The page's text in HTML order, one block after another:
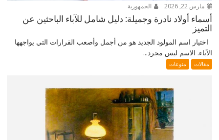
مارس 22, 2026 الجمهورية
أسماء أولاد نادرة وجميلة: دليل شامل للآباء الباحثين عن
التميز
اختيار اسم المولود الجديد هو من أجمل وأصعب القرارات التي يواجهها
الآباء. الاسم ليس مجرد...
مقالات منوعات